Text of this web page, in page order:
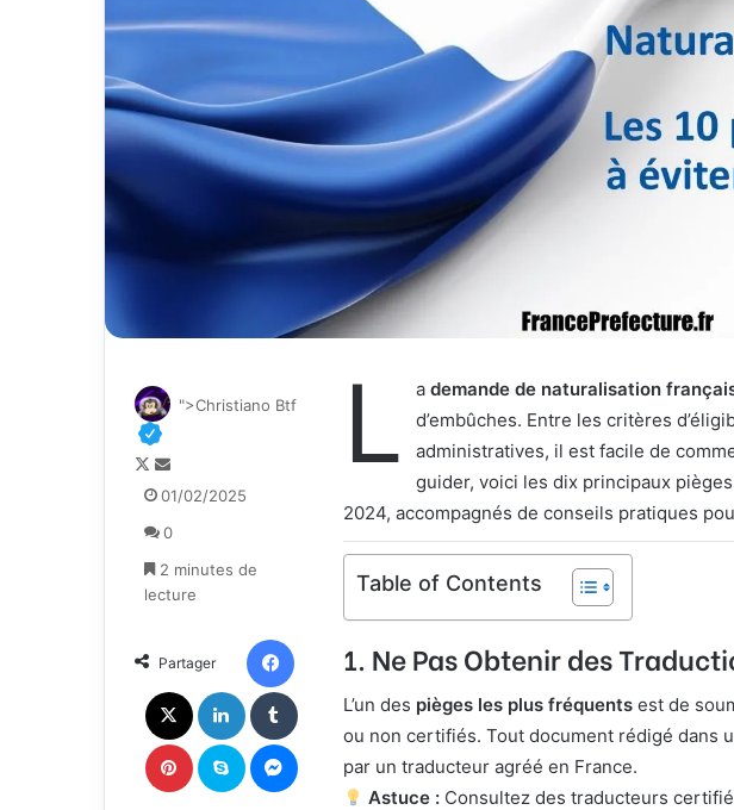
L a demande de naturalisation
d’embûches. Entre les critères
administratives, il est facile de
guider, voici les dix principaux
2024, accompagnés de conseils pratiques
Table of Contents
1. Ne Pas Obtenir des
L’un des pièges les plus fréquents est de
ou non certifiés. Tout document rédigé dans
par un traducteur agréé en France.
Astuce : Consultez des traducteurs
">Christiano Btf
F
o
l
o
w
X
n
o
y
e
n
c
o
u
r
r
01/02/2025
0
2 minutes de
lecture
Partager